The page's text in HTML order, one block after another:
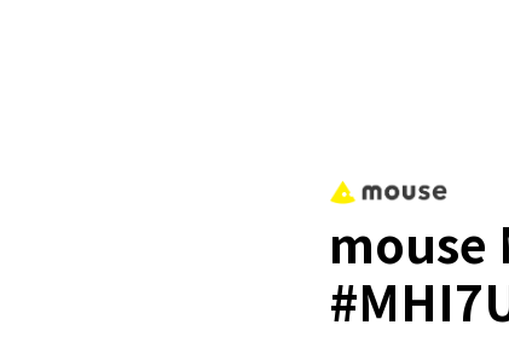
mouse